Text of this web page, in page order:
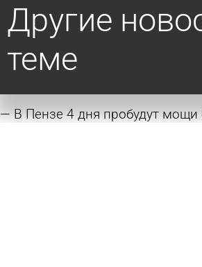
Другие
теме
В Пензе 4 дня пробудут